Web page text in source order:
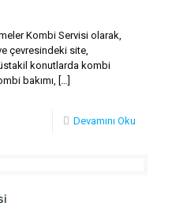
Kombi Servisi olarak,
çevresindeki site,
konutlarda kombi
bakımı, […]
Devamını Oku